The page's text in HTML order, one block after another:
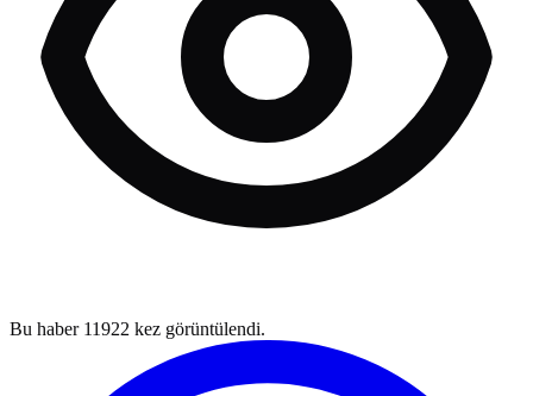
Bu haber 11922 kez görüntülendi.